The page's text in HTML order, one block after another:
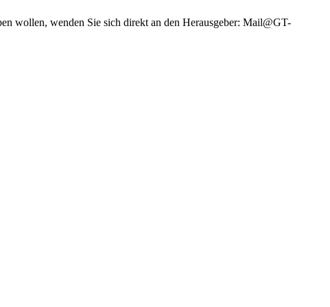
wollen, wenden Sie sich direkt an den Herausgeber: Mail@GT-